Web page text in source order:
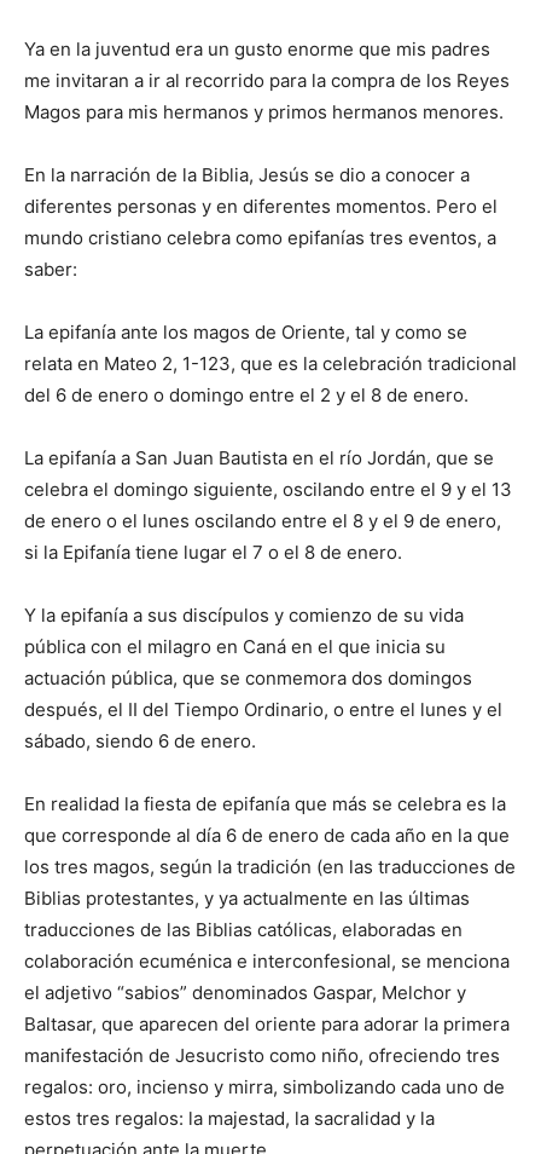
Ya en la juventud era un gusto enorme que mis padres
me invitaran a ir al recorrido para la compra de los Reyes
Magos para mis hermanos y primos hermanos menores.
En la narración de la Biblia, Jesús se dio a conocer a
diferentes personas y en diferentes momentos. Pero el
mundo cristiano celebra como epifanías tres eventos, a
saber:
La epifanía ante los magos de Oriente, tal y como se
relata en Mateo 2, 1-123​, que es la celebración tradicional
del 6 de enero o domingo entre el 2 y el 8 de enero.
La epifanía a San Juan Bautista en el río Jordán, que se
celebra el domingo siguiente, oscilando entre el 9 y el 13
de enero o el lunes oscilando entre el 8 y el 9 de enero,
si la Epifanía tiene lugar el 7 o el 8 de enero.
Y la epifanía a sus discípulos y comienzo de su vida
pública con el milagro en Caná en el que inicia su
actuación pública, que se conmemora dos domingos
después, el II del Tiempo Ordinario, o entre el lunes y el
sábado, siendo 6 de enero.
En realidad la fiesta de epifanía que más se celebra es la
que corresponde al día 6 de enero de cada año en la que
los tres magos, según la tradición (en las traducciones de
Biblias protestantes, y ya actualmente en las últimas
traducciones de las Biblias católicas, elaboradas en
colaboración ecuménica e interconfesional, se menciona
el adjetivo “sabios” denominados Gaspar, Melchor y
Baltasar, que aparecen del oriente para adorar la primera
manifestación de Jesucristo como niño, ofreciendo tres
regalos: oro, incienso y mirra, simbolizando cada uno de
estos tres regalos: la majestad, la sacralidad y la